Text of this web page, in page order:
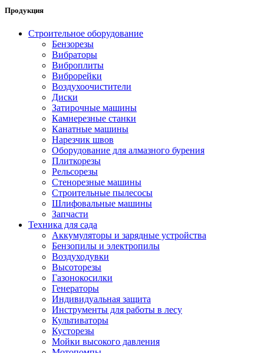
Продукция
Строительное оборудование
Бензорезы
Вибраторы
Виброплиты
Виброрейки
Воздухоочистители
Диски
Затирочные машины
Камнерезные станки
Канатные машины
Нарезчик швов
Оборудование для алмазного бурения
Плиткорезы
Рельсорезы
Стенорезные машины
Строительные пылесосы
Шлифовальные машины
Запчасти
Техника для сада
Аккумуляторы и зарядные устройства
Бензопилы и электропилы
Воздуходувки
Высоторезы
Газонокосилки
Генераторы
Индивидуальная защита
Инструменты для работы в лесу
Культиваторы
Кусторезы
Мойки высокого давления